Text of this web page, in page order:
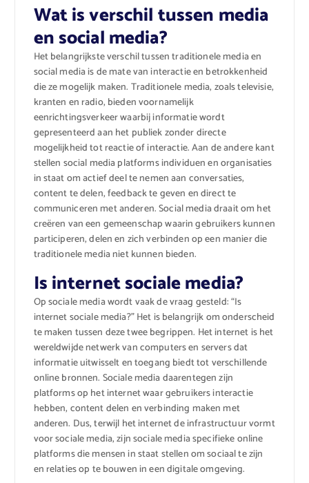
Wat is verschil tussen media
en social media?
Het belangrijkste verschil tussen traditionele media en
social media is de mate van interactie en betrokkenheid
die ze mogelijk maken. Traditionele media, zoals televisie,
kranten en radio, bieden voornamelijk
eenrichtingsverkeer waarbij informatie wordt
gepresenteerd aan het publiek zonder directe
mogelijkheid tot reactie of interactie. Aan de andere kant
stellen social media platforms individuen en organisaties
in staat om actief deel te nemen aan conversaties,
content te delen, feedback te geven en direct te
communiceren met anderen. Social media draait om het
creëren van een gemeenschap waarin gebruikers kunnen
participeren, delen en zich verbinden op een manier die
traditionele media niet kunnen bieden.
Is internet sociale media?
Op sociale media wordt vaak de vraag gesteld: “Is
internet sociale media?” Het is belangrijk om onderscheid
te maken tussen deze twee begrippen. Het internet is het
wereldwijde netwerk van computers en servers dat
informatie uitwisselt en toegang biedt tot verschillende
online bronnen. Sociale media daarentegen zijn
platforms op het internet waar gebruikers interactie
hebben, content delen en verbinding maken met
anderen. Dus, terwijl het internet de infrastructuur vormt
voor sociale media, zijn sociale media specifieke online
platforms die mensen in staat stellen om sociaal te zijn
en relaties op te bouwen in een digitale omgeving.